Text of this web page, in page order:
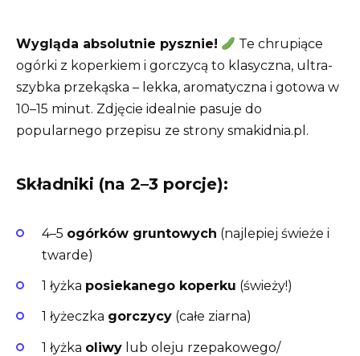
Wygląda absolutnie pysznie!
Te chrupiące
ogórki z koperkiem i gorczycą to klasyczna, ultra-
szybka przekąska – lekka, aromatyczna i gotowa w
10–15 minut. Zdjęcie idealnie pasuje do
popularnego przepisu ze strony smakidnia.pl.
Składniki (na 2–3 porcje):
4–5 ogórków gruntowych (najlepiej świeże i
twarde)
1 łyżka posiekanego koperku (świeży!)
1 łyżeczka gorczycy (całe ziarna)
1 łyżka oliwy lub oleju rzepakowego/